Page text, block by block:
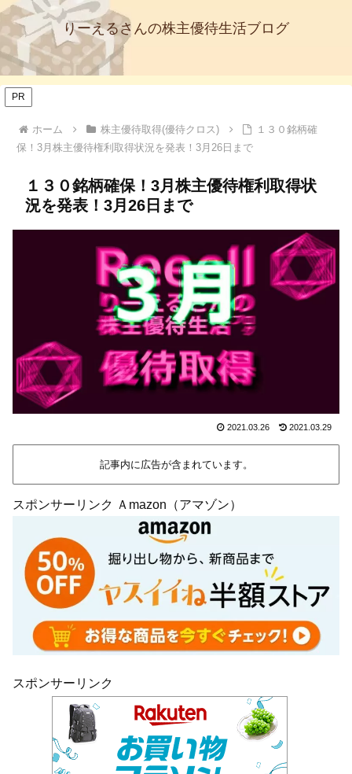
りーえるさんの株主優待生活ブログ
PR
ホーム 株主優待取得(優待クロス)
１３０銘柄確
保！3月株主優待権利取得状況を発表！3月26日まで
１３０銘柄確保！3月株主優待権利取得状
況を発表！3月26日まで
2021.03.26 2021.03.29
記事内に広告が含まれています。
スポンサーリンク Ａmazon（アマゾン）
スポンサーリンク